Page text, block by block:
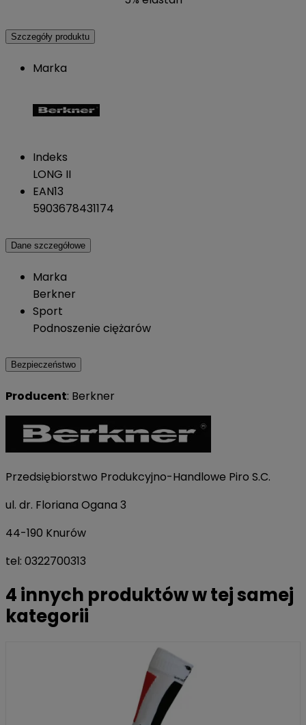
Szczegóły produktu
Marka
Indeks
LONG II
EAN13
5903678431174
Dane szczegółowe
Marka
Berkner
Sport
Podnoszenie ciężarów
Bezpieczeństwo
Producent: Berkner
Przedsiębiorstwo Produkcyjno-Handlowe Piro S.C.
ul. dr. Floriana Ogana 3
44-190 Knurów
tel: 0322700313
4 innych produktów w tej samej
kategorii